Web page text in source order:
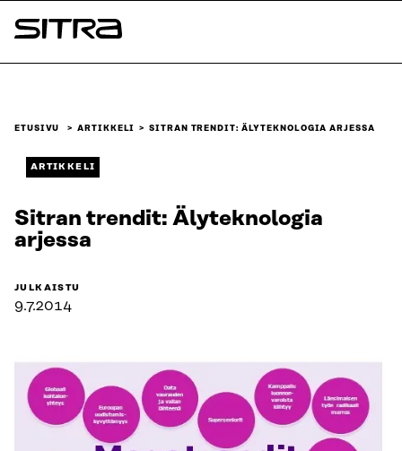
Siirry
suoraan
Sitra
ETUSIVU ARTIKKELI SITRAN TRENDIT: ÄLYTEKNOLOGIA ARJESSA
ARTIKKELI
Sitran trendit: Älyteknologia
arjessa
JULKAISTU
9.7.2014